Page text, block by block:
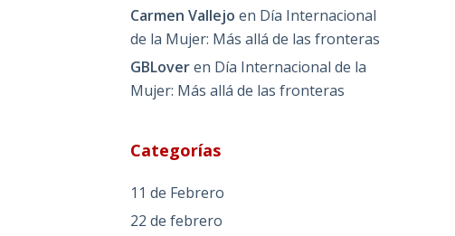
Carmen Vallejo en Día Internacional
de la Mujer: Más allá de las fronteras
GBLoveren Día Internacional de la
Mujer: Más allá de las fronteras
Categorías
11 de Febrero
22 de febrero